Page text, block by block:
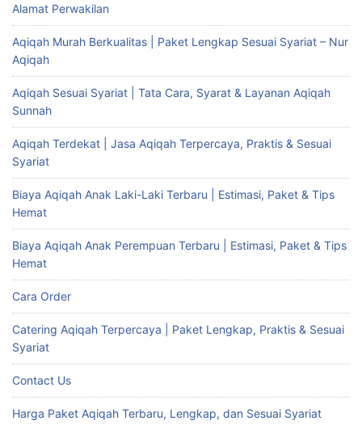
Alamat Perwakilan
Aqiqah Murah Berkualitas | Paket Lengkap Sesuai Syariat – Nur
Aqiqah
Aqiqah Sesuai Syariat | Tata Cara, Syarat & Layanan Aqiqah
Sunnah
Aqiqah Terdekat | Jasa Aqiqah Terpercaya, Praktis & Sesuai
Syariat
Biaya Aqiqah Anak Laki-Laki Terbaru | Estimasi, Paket & Tips
Hemat
Biaya Aqiqah Anak Perempuan Terbaru | Estimasi, Paket & Tips
Hemat
Cara Order
Catering Aqiqah Terpercaya | Paket Lengkap, Praktis & Sesuai
Syariat
Contact Us
Harga Paket Aqiqah Terbaru, Lengkap, dan Sesuai Syariat